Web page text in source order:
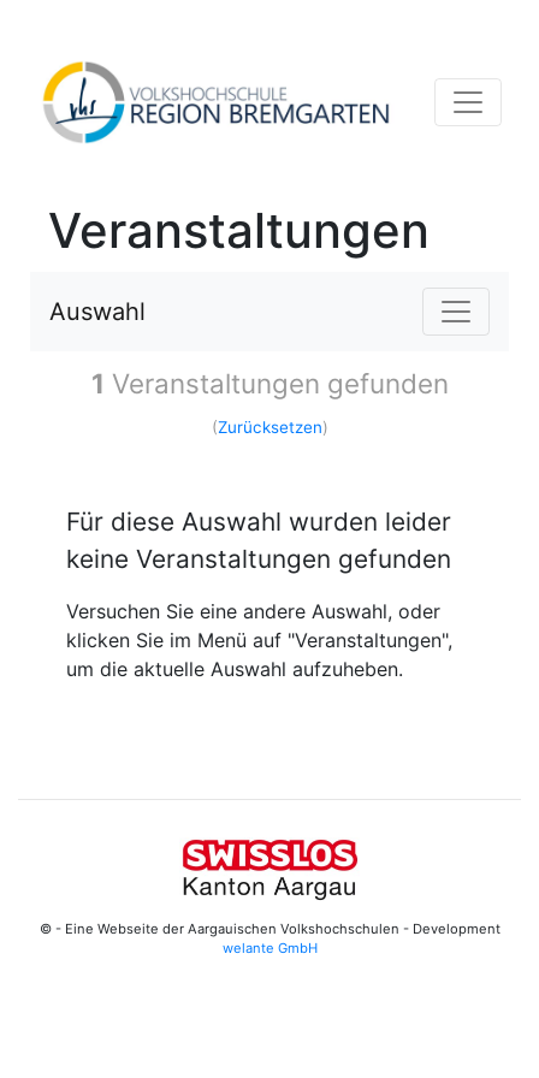
Veranstaltungen
Auswahl
1 Veranstaltungen gefunden
(Zurücksetzen)
Für diese Auswahl wurden leider
keine Veranstaltungen gefunden
Versuchen Sie eine andere Auswahl, oder
klicken Sie im Menü auf "Veranstaltungen",
um die aktuelle Auswahl aufzuheben.
© - Eine Webseite der Aargauischen Volkshochschulen - Development
welante GmbH